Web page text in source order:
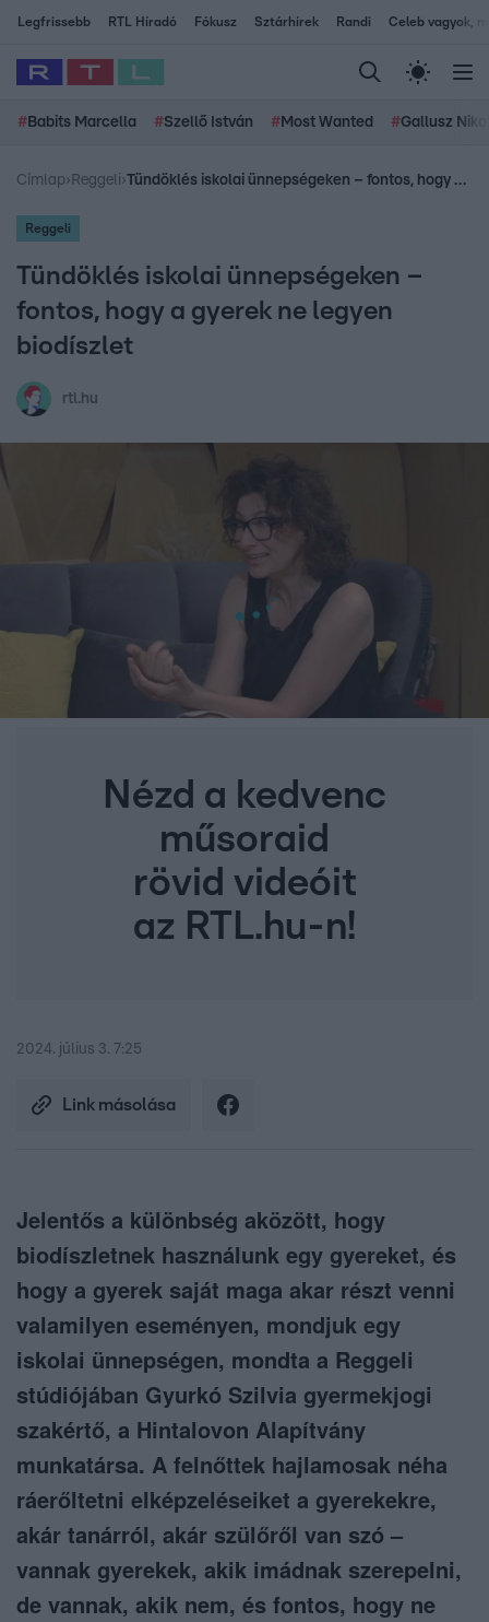
Legfrissebb RTL Híradó Fókusz Sztárhírek Randi Celeb vagyok,
# Babits Marcella #Szellő István # Most Wanted #Gallusz
Címlap› Reggeli› Tündöklés iskolai ünnepségeken – fontos, hogy a gyerek ne legyen biodíszlet
Reggeli
Tündöklés iskolai ünnepségeken –
fontos, hogy a gyerek ne legyen
biodíszlet
rtl.hu
Nézd a kedvenc
műsoraid
rövid videóit
az RTL.hu-n!
2024. július 3. 7:25
Link másolása
Jelentős a különbség aközött, hogy
biodíszletnek használunk egy gyereket, és
hogy a gyerek saját maga akar részt venni
valamilyen eseményen, mondjuk egy
iskolai ünnepségen, mondta a Reggeli
stúdiójában Gyurkó Szilvia gyermekjogi
szakértő, a Hintalovon Alapítvány
munkatársa. A felnőttek hajlamosak néha
ráerőltetni elképzeléseiket a gyerekekre,
akár tanárról, akár szülőről van szó –
vannak gyerekek, akik imádnak szerepelni,
de vannak, akik nem, és fontos, hogy ne